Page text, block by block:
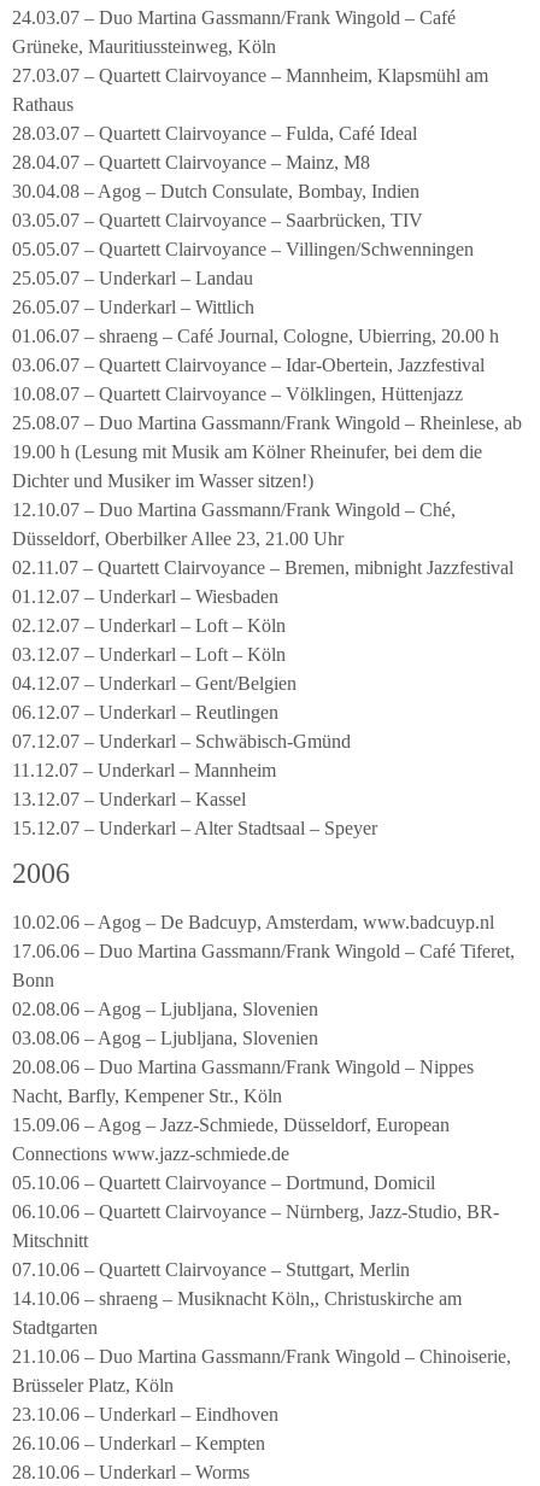
24.03.07 – Duo Martina Gassmann/Frank Wingold – Café
Grüneke, Mauritiussteinweg, Köln
27.03.07 – Quartett Clairvoyance – Mannheim, Klapsmühl am
Rathaus
28.03.07 – Quartett Clairvoyance – Fulda, Café Ideal
28.04.07 – Quartett Clairvoyance – Mainz, M8
30.04.08 – Agog – Dutch Consulate, Bombay, Indien
03.05.07 – Quartett Clairvoyance – Saarbrücken, TIV
05.05.07 – Quartett Clairvoyance – Villingen/Schwenningen
25.05.07 – Underkarl – Landau
26.05.07 – Underkarl – Wittlich
01.06.07 – shraeng – Café Journal, Cologne, Ubierring, 20.00 h
03.06.07 – Quartett Clairvoyance – Idar-Obertein, Jazzfestival
10.08.07 – Quartett Clairvoyance – Völklingen, Hüttenjazz
25.08.07 – Duo Martina Gassmann/Frank Wingold – Rheinlese, ab
19.00 h (Lesung mit Musik am Kölner Rheinufer, bei dem die
Dichter und Musiker im Wasser sitzen!)
12.10.07 – Duo Martina Gassmann/Frank Wingold – Ché,
Düsseldorf, Oberbilker Allee 23, 21.00 Uhr
02.11.07 – Quartett Clairvoyance – Bremen, mibnight Jazzfestival
01.12.07 – Underkarl – Wiesbaden
02.12.07 – Underkarl – Loft – Köln
03.12.07 – Underkarl – Loft – Köln
04.12.07 – Underkarl – Gent/Belgien
06.12.07 – Underkarl – Reutlingen
07.12.07 – Underkarl – Schwäbisch-Gmünd
11.12.07 – Underkarl – Mannheim
13.12.07 – Underkarl – Kassel
15.12.07 – Underkarl – Alter Stadtsaal – Speyer
2006
10.02.06 – Agog – De Badcuyp, Amsterdam, www.badcuyp.nl
17.06.06 – Duo Martina Gassmann/Frank Wingold – Café Tiferet,
Bonn
02.08.06 – Agog – Ljubljana, Slovenien
03.08.06 – Agog – Ljubljana, Slovenien
20.08.06 – Duo Martina Gassmann/Frank Wingold – Nippes
Nacht, Barfly, Kempener Str., Köln
15.09.06 – Agog – Jazz-Schmiede, Düsseldorf, European
Connections www.jazz-schmiede.de
05.10.06 – Quartett Clairvoyance – Dortmund, Domicil
06.10.06 – Quartett Clairvoyance – Nürnberg, Jazz-Studio, BR-
Mitschnitt
07.10.06 – Quartett Clairvoyance – Stuttgart, Merlin
14.10.06 – shraeng – Musiknacht Köln,, Christuskirche am
Stadtgarten
21.10.06 – Duo Martina Gassmann/Frank Wingold – Chinoiserie,
Brüsseler Platz, Köln
23.10.06 – Underkarl – Eindhoven
26.10.06 – Underkarl – Kempten
28.10.06 – Underkarl – Worms